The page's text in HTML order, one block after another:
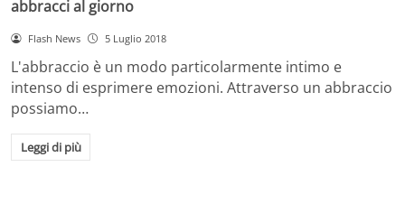
abbracci al giorno
Flash News 5 Luglio 2018
L'abbraccio è un modo particolarmente intimo e
intenso di esprimere emozioni. Attraverso un abbraccio
possiamo…
Leggi di più